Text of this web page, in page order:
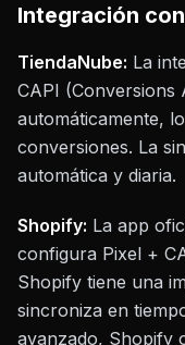
Integración
TiendaNube: La
CAPI (Conversions
automáticamente,
conversiones. La
automática y diaria.
Shopify: La app
configura Pixel +
Shopify tiene una
sincroniza en
avanzado, Shopify